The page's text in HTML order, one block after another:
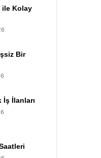
ile Kolay
Bir
İş İlanları